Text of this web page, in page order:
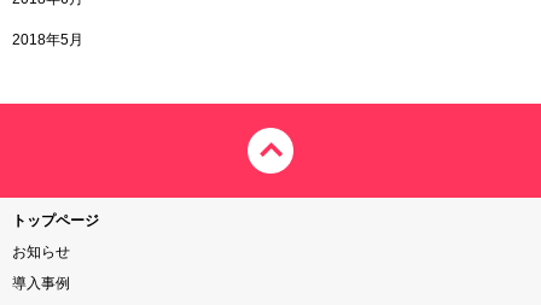
2018年5月
トップページ
お知らせ
導入事例